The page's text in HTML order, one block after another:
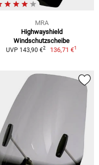
MRA
Highwayshield
Windschutzscheibe
UVP 143,90 €2 136,71 €1